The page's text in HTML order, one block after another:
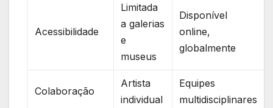
Acessibilidade
Limitada
a galerias
e
museus
Disponível
online,
globalmente
Colaboração
Artista
individual
Equipes⁣
multidisciplinares